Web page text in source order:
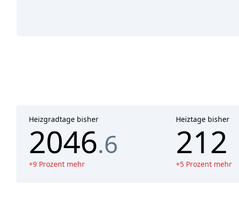
Heizgradtage bisher
2046.6
+9 Prozent mehr
Heiztage bisher
212
+5 Prozent mehr